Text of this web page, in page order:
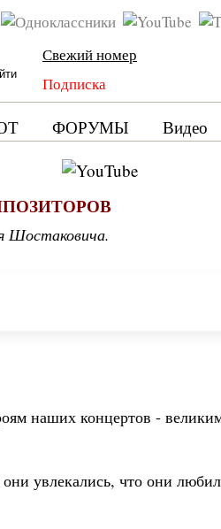
Свежий номер
Подписка
ФОРУМЫ Видео
Шостаковича.
наших концертов -
увлекались, что они